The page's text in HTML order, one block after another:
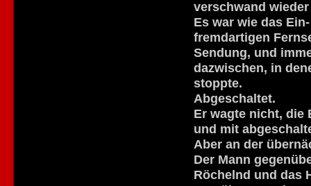
verschwand
Es war wie das
fremdartigen
Sendung, und
dazwischen, in
stoppte.
Abgeschaltet.
Er wagte nicht, die
und mit
Aber an der
Der Mann
Röchelnd und das